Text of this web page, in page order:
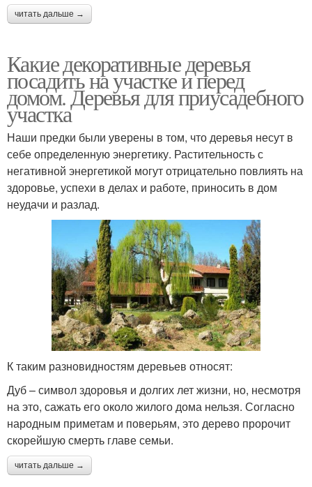
читать дальше →
Какие декоративные деревья
посадить на участке и перед
домом. Деревья для приусадебного
участка
Наши предки были уверены в том, что деревья несут в
себе определенную энергетику. Растительность с
негативной энергетикой могут отрицательно повлиять на
здоровье, успехи в делах и работе, приносить в дом
неудачи и разлад.
К таким разновидностям деревьев относят:
Дуб – символ здоровья и долгих лет жизни, но, несмотря
на это, сажать его около жилого дома нельзя. Согласно
народным приметам и поверьям, это дерево пророчит
скорейшую смерть главе семьи.
читать дальше →